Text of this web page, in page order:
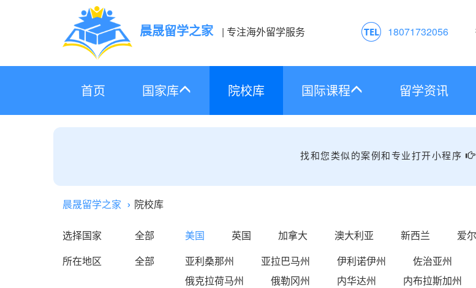
晨晟留学之家 | 专注海外留学服务 18071732056
首页 国家库 院校库 国际课程 留学资讯
找和您类似的案例和专业打开小程序
晨晟留学之家 院校库
选择国家 全部 美国 英国 加拿大 澳大利亚 新西兰 爱
所在地区
全部 亚利桑那州 亚拉巴马州 伊利诺伊州 佐治亚州
俄克拉荷马州
俄勒冈州 内华达州 内布拉斯加州